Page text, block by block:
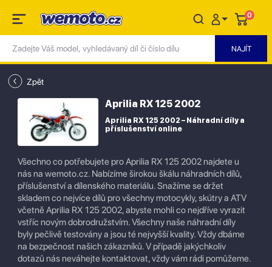
0
Zpět
Aprilia RX 125 2002
Aprilia RX 125 2002 – Náhradní díly a
příslušenství online
Všechno co potřebujete pro Aprilia RX 125 2002 najdete u
nás na wemoto.cz. Nabízíme širokou škálu náhradních dílů,
příslušenství a dílenského materiálu. Snažíme se držet
skladem co nejvíce dílů pro všechny motocykly, skútry a ATV
včetně Aprilia RX 125 2002, abyste mohli co nejdříve vyrazit
vstříc novým dobrodružstvím. Všechny naše náhradní díly
byly pečlivě testovány a jsou té nejvyšší kvality. Vždy dbáme
na bezpečnost našich zákazníků. V případě jakýchkoliv
dotazů nás neváhejte kontaktovat, vždy vám rádi pomůžeme.